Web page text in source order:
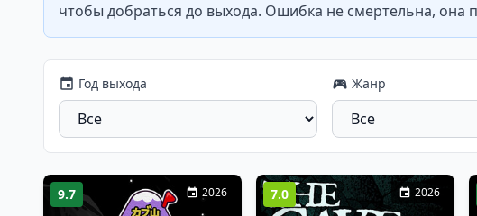
чтобы добраться до выхода. Ошибка не смертельна, она
Год выхода Жанр
9.7 2026 7.0 2026